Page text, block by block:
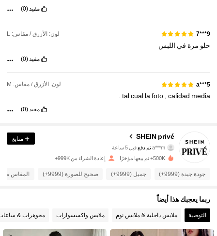
مفيد(0)
9***7 لون: الأزرق / مقاس: L
‏حلو مرة في اللبس
مفيد(0)
5***a لون: الأزرق / مقاس: M
talcual lafoto , calidad media
.
مفيد(0)
SHEIN privé
4.93
1.1M متابعون
a***mتم دفعقبل 5 ساعة
b***lتمت متابعة
4.93
4.93 1.1M متابعون
متابع
500K+ تم بيعها مؤخرًا إعادة الشراء من 999K+
جودة جيدة (9999+) جميل (9999+) صحيح للصورة (9999+) المقاس مناسب
ربما يعجبك هذا أيضاً
التوصية ملابس داخلية & ملابس نوم ملابس واكسسوارات مجوهرات &